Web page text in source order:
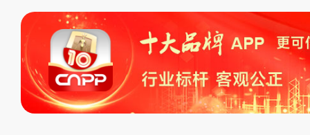
标、LOGO 等）知识产权归本站所
复制、转载、商用。本站不生产产
不代理、不招商、不提供中介服务。
持投资购买的观点或意见，页面信息